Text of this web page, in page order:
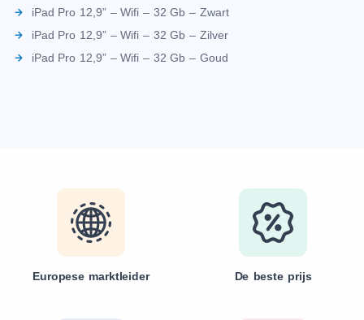
iPad Pro 12,9” – Wifi – 32 Gb – Zwart
iPad Pro 12,9” – Wifi – 32 Gb – Zilver
iPad Pro 12,9” – Wifi – 32 Gb – Goud
Europese marktleider De beste prijs